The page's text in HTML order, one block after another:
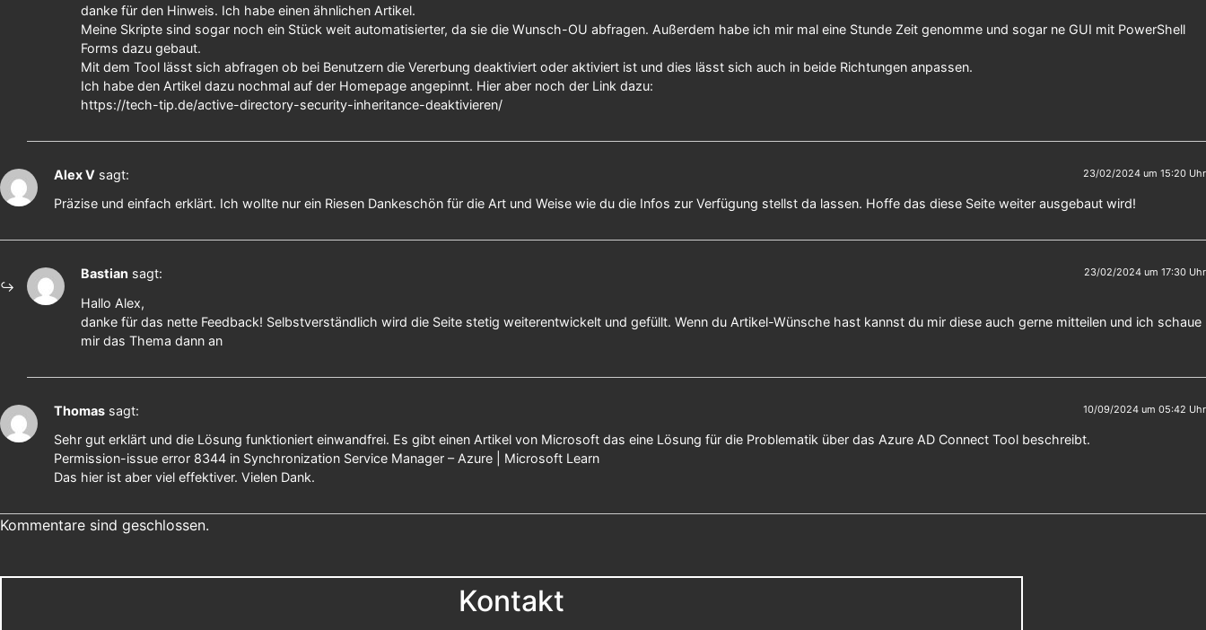
danke für den Hinweis. Ich habe einen ähnlichen Artikel.
Meine Skripte sind sogar noch ein Stück weit automatisierter, da sie die Wunsch-OU abfragen. Außerdem habe ich mir mal eine Stunde Zeit genomme und sogar ne GUI mit PowerShell
Forms dazu gebaut.
Mit dem Tool lässt sich abfragen ob bei Benutzern die Vererbung deaktiviert oder aktiviert ist und dies lässt sich auch in beide Richtungen anpassen.
Ich habe den Artikel dazu nochmal auf der Homepage angepinnt. Hier aber noch der Link dazu:
https://tech-tip.de/active-directory-security-inheritance-deaktivieren/
Alex V sagt: 23/02/2024 um 15:20 Uhr
Präzise und einfach erklärt. Ich wollte nur ein Riesen Dankeschön für die Art und Weise wie du die Infos zur Verfügung stellst da lassen. Hoffe das diese Seite weiter ausgebaut wird!
Bastian sagt: 23/02/2024 um 17:30 Uhr
Hallo Alex,
danke für das nette Feedback! Selbstverständlich wird die Seite stetig weiterentwickelt und gefüllt. Wenn du Artikel-Wünsche hast kannst du mir diese auch gerne mitteilen und ich schaue
mir das Thema dann an
Thomas sagt: 10/09/2024 um 05:42 Uhr
Sehr gut erklärt und die Lösung funktioniert einwandfrei. Es gibt einen Artikel von Microsoft das eine Lösung für die Problematik über das Azure AD Connect Tool beschreibt.
Permission-issue error 8344 in Synchronization Service Manager – Azure | Microsoft Learn
Das hier ist aber viel effektiver. Vielen Dank.
Kommentare sind geschlossen.
Kontakt